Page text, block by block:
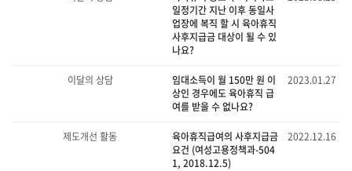
일정기간 지난 이후 동일사
업장에 복직 할 시 육아휴직
사후지급금 대상이 될 수 있
나요?
이달의 상담
임대소득이 월 150만 원 이
상인 경우에도 육아휴직 급
여를 받을 수 없나요?
2023.01.27
제도개선 활동
육아휴직급여의 사후지급금
요건 (여성고용정책과-504
1, 2018.12.5)
2022.12.16